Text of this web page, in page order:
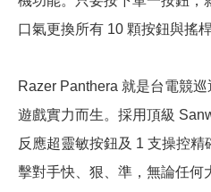
口氣更換所有 10 顆按鈕與搖
Razer Panthera 就是台電競
遊戲實力而生。採用頂級
反應超靈敏按鈕及 1 支操控
擊對手快、狠、準，無論任何